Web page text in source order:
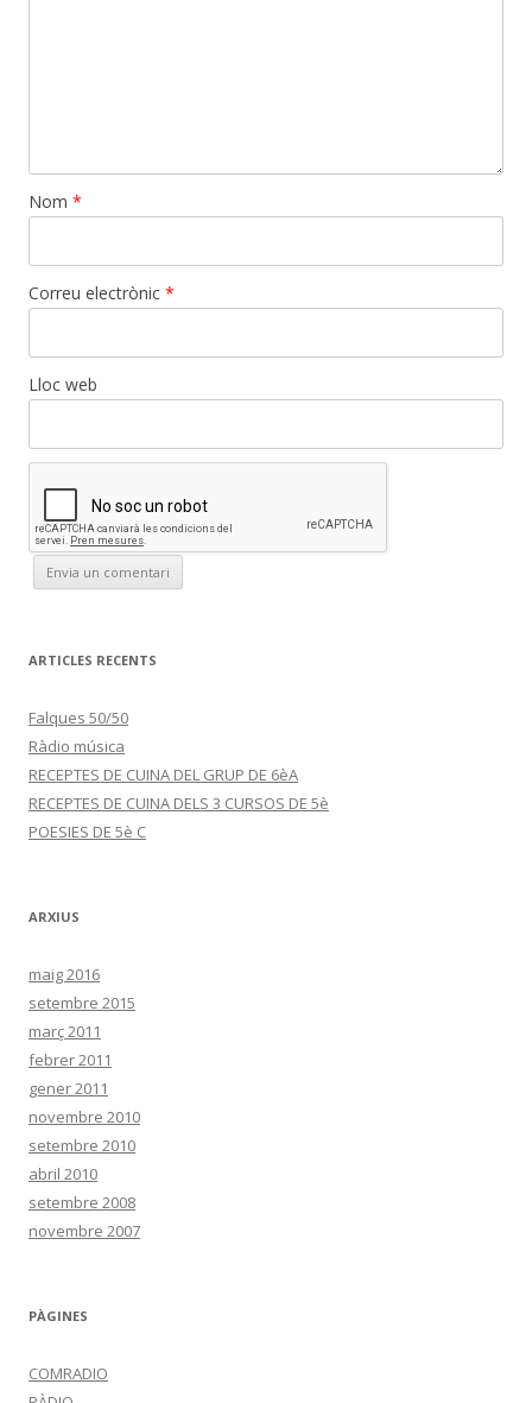
Nom *
Correu electrònic *
Lloc web
ARTICLES RECENTS
Falques 50/50
Ràdio música
RECEPTES DE CUINA DEL GRUP DE 6èA
RECEPTES DE CUINA DELS 3 CURSOS DE 5è
POESIES DE 5è C
ARXIUS
maig 2016
setembre 2015
març 2011
febrer 2011
gener 2011
novembre 2010
setembre 2010
abril 2010
setembre 2008
novembre 2007
PÀGINES
COMRADIO